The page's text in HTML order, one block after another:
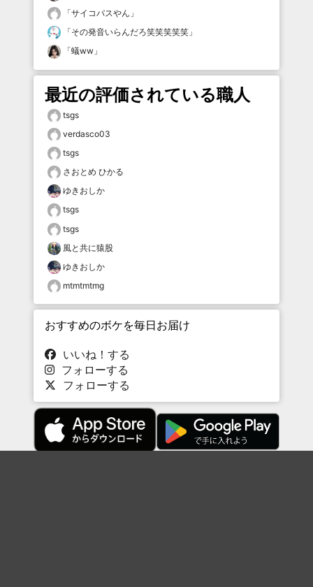
「サイコパスやん 」
「その発音いらんだろ笑笑笑笑笑 」
「蟻ww 」
最近の評価されている職人
tsgs
verdasco03
tsgs
さおとめ ひかる
ゆきおしか
tsgs
tsgs
風と共に猿股
ゆきおしか
mtmtmtmg
おすすめのボケを毎日お届け
いいね！する
フォローする
フォローする